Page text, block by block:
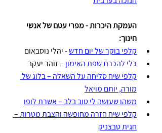
העמקת היכרות - מפרי עטם של אנשי
חינוך:
קלפי בוקר של יום חדש - יהלי נוסבאום
כלי להכרת שפת האימון – זוהר יעקב
קלפי שיח סליחה על השאלה – בלוג של
מורה, יותם מויאל
משהו שעושה לי טוב בלב – אשרת לופו
קלפי שיח חזרה מחופשה והצבת מטרות –
חגית טבצניק